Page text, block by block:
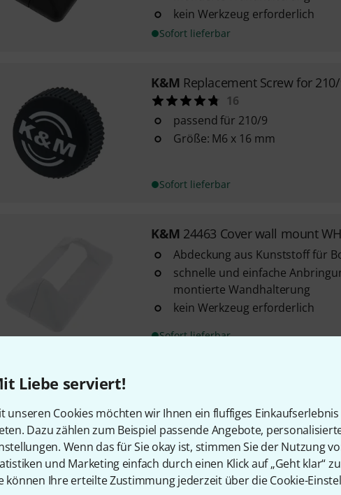
Liebe serviert!
unseren Cookies möchten wir Ihnen ein fluffiges
Dazu zählen zum Beispiel passende Angebote,
Wenn das für Sie okay ist, stimmen Sie der Nutzung
und Marketing einfach durch einen Klick auf „Geht klar“
können Ihre erteilte Zustimmung jederzeit über die Cookie-
kein Werkzeug erforderlich
Sofort lieferbar
K&M Replacement Screw for
16
passend für 210/9
Größe: M6 x 16 mm
Sofort lieferbar
K&M 24463 Cover wall mount WH
Abdeckung aus Kunststoff für
schnelle und einfache
montierte Wandhalterung
kein Werkzeug erforderlich
Sofort lieferbar
Alle Preise inkl. MwSt.